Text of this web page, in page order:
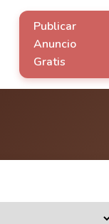
Publicar
Anuncio
Gratis